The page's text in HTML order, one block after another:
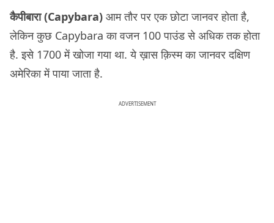
कैपीबारा (Capybara) आम तौर पर एक छोटा जानवर होता है,
लेकिन कुछ Capybara का वजन 100 पाउंड से अधिक तक होता
है. इसे 1700 में खोजा गया था. ये ख़ास क़िस्म का जानवर दक्षिण
अमेरिका में पाया जाता है.
ADVERTISEMENT